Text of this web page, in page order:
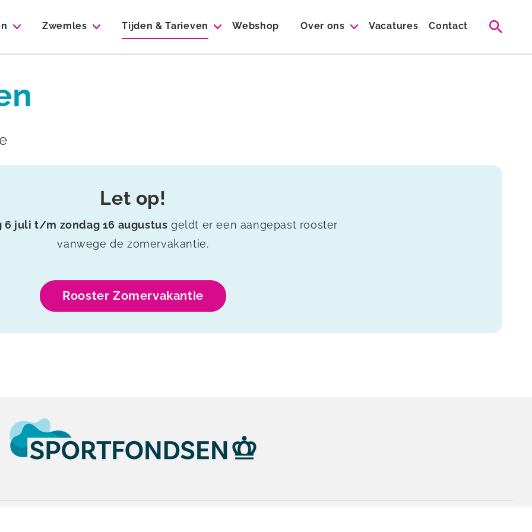
Zwemles Tijden & Tarieven Webshop Over ons Vacatures Contact
Let op!
6 juli t/m zondag 16 augustus geldt er een aangepast rooster
vanwege de zomervakantie.
Rooster Zomervakantie